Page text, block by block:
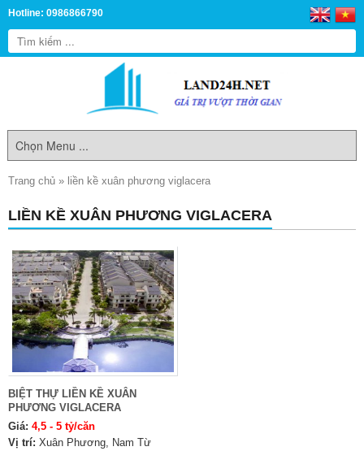
Hotline: 0986866790
Trang chủ » liền kề xuân phương viglacera
LIỀN KỀ XUÂN PHƯƠNG VIGLACERA
BIỆT THỰ LIỀN KỀ XUÂN
PHƯƠNG VIGLACERA
Giá: 4,5 - 5 tỷ/căn
Vị trí: Xuân Phương, Nam Từ